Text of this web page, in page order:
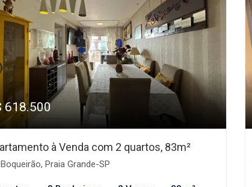
618.500
à Venda com 2 quartos, 83m²
Boqueirão, Praia Grande-SP